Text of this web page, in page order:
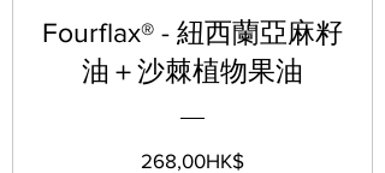
Fourflax® - 紐西蘭亞麻籽
油＋沙棘植物果油
268,00HK$價